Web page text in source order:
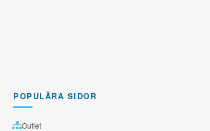
POPULÄRA SIDOR
Outlet